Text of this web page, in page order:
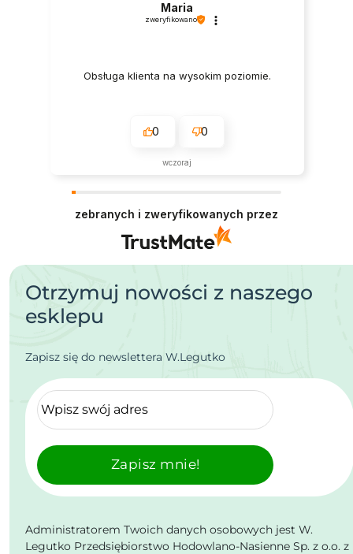
Maria
zweryfikowano
Obsługa klienta na wysokim poziomie.
0 0
wczoraj
zebranych i zweryfikowanych przez
Otrzymuj nowości z naszego
esklepu
Zapisz się do newslettera W.Legutko
Zapisz mnie!
Administratorem Twoich danych osobowych jest W.
Legutko Przedsiębiorstwo Hodowlano-Nasienne Sp. z o.o. z